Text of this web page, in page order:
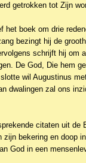
getrokken tot Zijn
het boek om drie
bezingt hij de
schrijft hij om
De God, Die hem
wil Augustinus
dwalingen zal ons
citaten uit de
zijn bekering en doop
God in een